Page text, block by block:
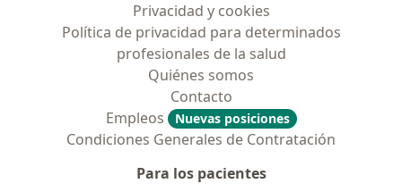
Privacidad y cookies
Política de privacidad para determinados
profesionales de la salud
Quiénes somos
Contacto
Empleos
Nuevas posiciones
Condiciones Generales de Contratación
Para los pacientes